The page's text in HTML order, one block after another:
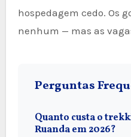
hospedagem cedo. Os
nenhum — mas as
Perguntas
Quanto custa o
Ruanda em 2026?